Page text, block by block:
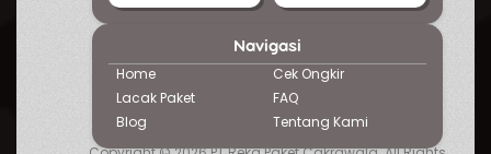
Navigasi
Home
Cek Ongkir
Lacak Paket
FAQ
Blog
Tentang Kami